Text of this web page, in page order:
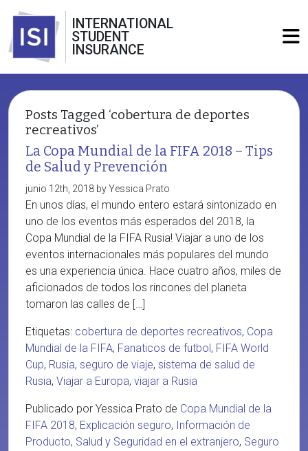
INTERNATIONAL
STUDENT
INSURANCE
Posts Tagged ‘cobertura de deportes
recreativos’
La Copa Mundial de la FIFA 2018 – Tips
de Salud y Prevención
junio 12th, 2018 by Yessica Prato
En unos días, el mundo entero estará sintonizado en
uno de los eventos más esperados del 2018, la
Copa Mundial de la FIFA Rusia! Viajar a uno de los
eventos internacionales más populares del mundo
es una experiencia única. Hace cuatro años, miles de
aficionados de todos los rincones del planeta
tomaron las calles de […]
Etiquetas: cobertura de deportes recreativos, Copa
Mundial de la FIFA, Fanaticos de futbol, FIFA World
Cup, Rusia, seguro de viaje, sistema de salud de
Rusia, Viajar a Europa, viajar a Rusia
Publicado por Yessica Prato de Copa Mundial de la
FIFA 2018, Explicación seguro, Información de
Producto, Salud y Seguridad en el extranjero, Seguro